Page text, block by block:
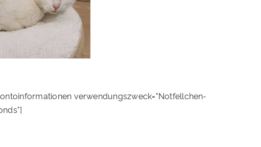
verwendungszweck="Notfellchen-